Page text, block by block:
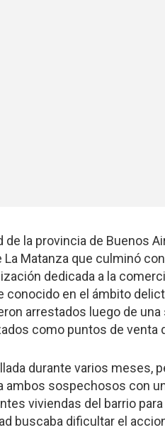
la provincia de Buenos
La Matanza que culminó
dedicada a la
en el ámbito
arrestados luego de
como puntos de venta
durante varios meses,
ambos sospechosos con
viviendas del barrio
buscaba dificultar el